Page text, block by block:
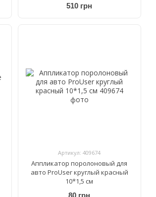
510 грн
Артикул: 409674
Аппликатор поролоновый для
авто ProUser круглый красный
10*1,5 см